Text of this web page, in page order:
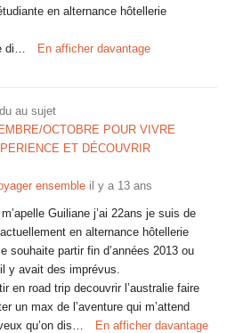
en alternance hôtellerie
di…
En afficher davantage
au sujet
OCTOBRE POUR VIVRE
ET DÉCOUVRIR
ensemble il y a 13 ans
Guiliane j’ai 22ans je suis de
en alternance hôtellerie
souhaite partir fin d’années 2013 ou
y avait des imprévus.
en road trip decouvrir l’australie faire
un max de l’aventure qui m’attend
qu’on dis…
En afficher davantage